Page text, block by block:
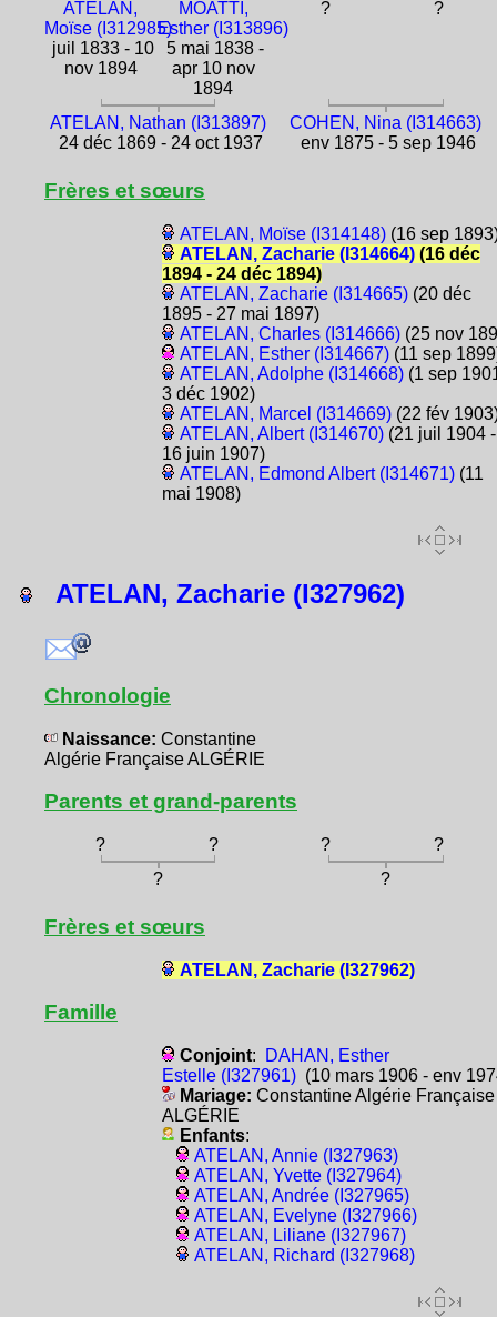
ATELAN,
Moïse (I312985)
juil 1833 - 10
nov 1894
MOATTI,
Esther (I313896)
5 mai 1838 -
apr 10 nov
1894
? ?
ATELAN, Nathan (I313897)
24 déc 1869 - 24 oct 1937
COHEN, Nina (I314663)
env 1875 - 5 sep 1946
Frères et sœurs
ATELAN, Moïse (I314148)(16 sep
ATELAN, Zacharie (I314664)(16 déc
1894 - 24 déc 1894)
ATELAN, Zacharie (I314665)(20 déc
1895 - 27 mai 1897)
ATELAN, Charles (I314666)(25 nov
ATELAN, Esther (I314667)(11 sep
ATELAN, Adolphe (I314668)(1 sep
3 déc 1902)
ATELAN, Marcel (I314669)(22 fév
ATELAN, Albert (I314670)(21 juil 1904 -
16 juin 1907)
ATELAN, Edmond Albert (I314671)(11
mai 1908)
ATELAN, Zacharie (I327962)
Chronologie
Naissance: Constantine
Algérie Française ALGÉRIE
Parents et grand-parents
? ? ?
?
?
?
Frères et sœurs
ATELAN, Zacharie (I327962)
Famille
Conjoint:
DAHAN, Esther
Estelle (I327961)(10 mars 1906 - env
Mariage: Constantine Algérie Française
ALGÉRIE
Enfants:
ATELAN, Annie (I327963)
ATELAN, Yvette (I327964)
ATELAN, Andrée (I327965)
ATELAN, Evelyne (I327966)
ATELAN, Liliane (I327967)
ATELAN, Richard (I327968)